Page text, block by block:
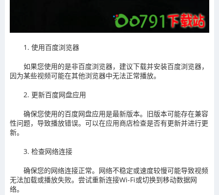
1. 使用百度浏览器
如果您使用的是非百度浏览器，建议下载并安装百度浏览器，
因为某些视频可能在其他浏览器中无法正常播放。
2. 更新百度网盘应用
确保您使用的百度网盘应用是最新版本。旧版本可能存在兼容
性问题，导致播放错误。可以在应用商店检查是否有更新并进行更
新。
3. 检查网络连接
确保您的网络连接正常。网络不稳定或速度较慢可能导致视频
无法加载或播放失败。尝试重新连接Wi-Fi或切换到移动数据网
络。